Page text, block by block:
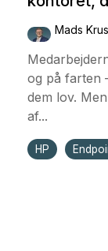
Mads
og på farten
dem lov.
af...
HP